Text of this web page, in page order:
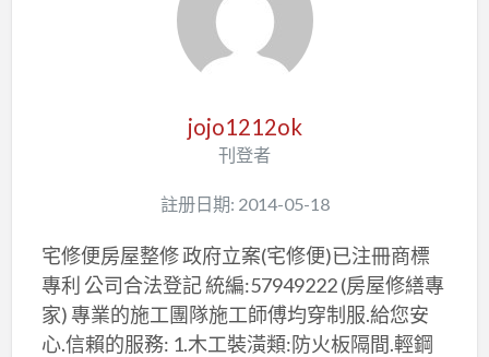
jojo1212ok
刊登者
註册日期: 2014-05-18
宅修便房屋整修 政府立案(宅修便)已注冊商標
專利 公司合法登記 統編:57949222 (房屋修繕專
家) 專業的施工團隊施工師傅均穿制服.給您安
心.信賴的服務: 1.木工裝潢類:防火板隔間.輕鋼